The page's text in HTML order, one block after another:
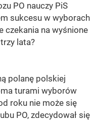
PO nauczy PiS
sukcesu w wyborach
czekania na wyśnione
lata?
polanę polskiej
turami wyborów
roku nie może się
PO, zdecydował się